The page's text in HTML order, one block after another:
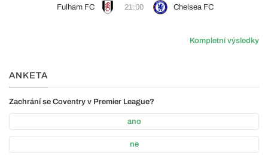
Fulham FC 21:00 Chelsea FC
Kompletní výsledky
ANKETA
Zachrání se Coventry v Premier League?
ano
ne